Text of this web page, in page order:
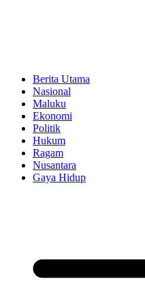
Berita Utama
Nasional
Maluku
Ekonomi
Politik
Hukum
Ragam
Nusantara
Gaya Hidup